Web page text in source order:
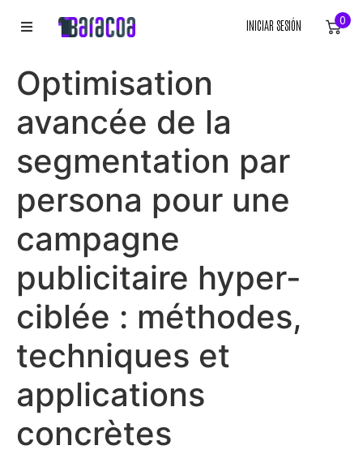
ROPA
RÓTULOS
LIENZOS
INICIAR SESIÓN 0
Optimisation
avancée de la
segmentation par
persona pour une
campagne
publicitaire hyper-
ciblée : méthodes,
techniques et
applications
concrètes